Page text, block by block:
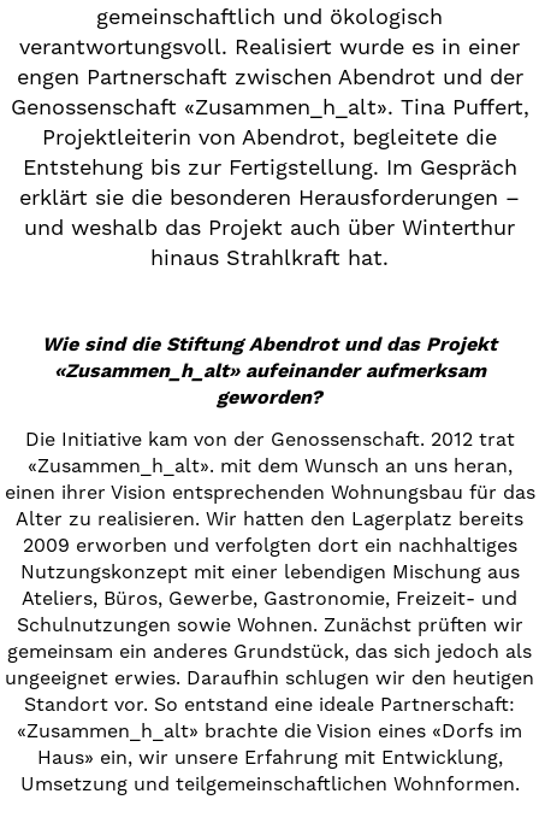
gemeinschaftlich und ökologisch
verantwortungsvoll. Realisiert wurde es in einer
engen Partnerschaft zwischen Abendrot und der
Genossenschaft «Zusammen_h_alt». Tina Puffert,
Projektleiterin von Abendrot, begleitete die
Entstehung bis zur Fertigstellung. Im Gespräch
erklärt sie die besonderen Herausforderungen –
und weshalb das Projekt auch über Winterthur
hinaus Strahlkraft hat.
Wie sind die Stiftung Abendrot und das Projekt
«Zusammen_h_alt» aufeinander aufmerksam
geworden?
Die Initiative kam von der Genossenschaft. 2012 trat
«Zusammen_h_alt». mit dem Wunsch an uns heran,
einen ihrer Vision entsprechenden Wohnungsbau für das
Alter zu realisieren. Wir hatten den Lagerplatz bereits
2009 erworben und verfolgten dort ein nachhaltiges
Nutzungskonzept mit einer lebendigen Mischung aus
Ateliers, Büros, Gewerbe, Gastronomie, Freizeit- und
Schulnutzungen sowie Wohnen. Zunächst prüften wir
gemeinsam ein anderes Grundstück, das sich jedoch als
ungeeignet erwies. Daraufhin schlugen wir den heutigen
Standort vor. So entstand eine ideale Partnerschaft:
«Zusammen_h_alt» brachte die Vision eines «Dorfs im
Haus» ein, wir unsere Erfahrung mit Entwicklung,
Umsetzung und teilgemeinschaftlichen Wohnformen.